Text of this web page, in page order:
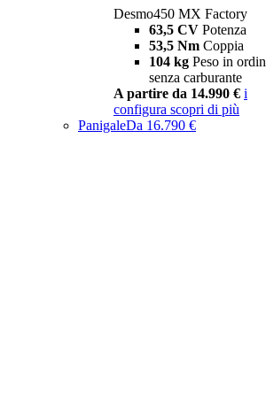
Desmo450 MX Factory
63,5 CV Potenza
53,5 Nm Coppia
104 kg Peso in
senza carburante
A partire da 14.990 € i
configura scopri di più
PanigaleDa 16.790 €